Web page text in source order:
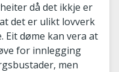
då det ikkje er
det er ulikt lovverk
Eit døme kan vera at
for innlegging
men